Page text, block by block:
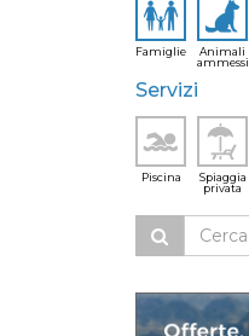
Famiglie
Animali
ammessi
Servizi
Piscina
Spiaggia
privata